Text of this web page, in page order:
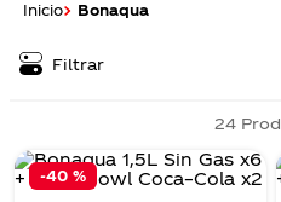
Inicio Bonaqua
Filtrar
24
-40 %